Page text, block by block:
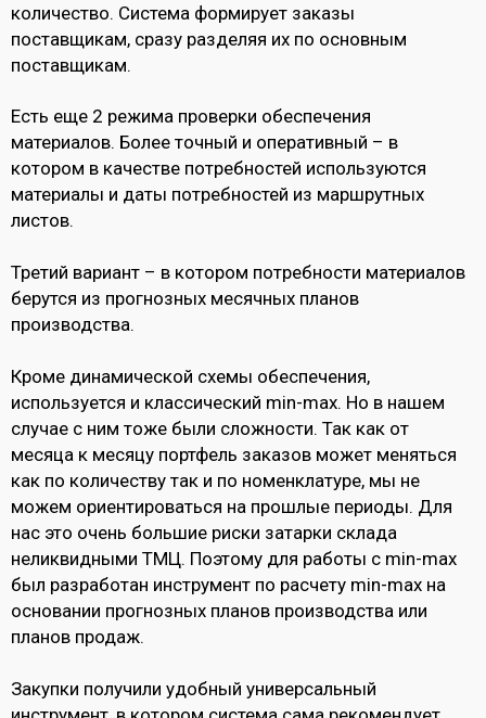
количество. Система формирует заказы
поставщикам, сразу разделяя их по основным
поставщикам.
Есть еще 2 режима проверки обеспечения
материалов. Более точный и оперативный – в
котором в качестве потребностей используются
материалы и даты потребностей из маршрутных
листов.
Третий вариант – в котором потребности материалов
берутся из прогнозных месячных планов
производства.
Кроме динамической схемы обеспечения,
используется и классический min-max. Но в нашем
случае с ним тоже были сложности. Так как от
месяца к месяцу портфель заказов может меняться
как по количеству так и по номенклатуре, мы не
можем ориентироваться на прошлые периоды. Для
нас это очень большие риски затарки склада
неликвидными ТМЦ. Поэтому для работы с min-max
был разработан инструмент по расчету min-max на
основании прогнозных планов производства или
планов продаж.
Закупки получили удобный универсальный